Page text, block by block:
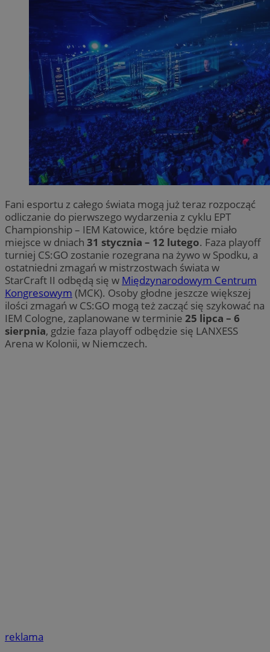
Fani esportu z całego świata mogą już teraz rozpocząć
odliczanie do pierwszego wydarzenia z cyklu EPT
Championship – IEM Katowice, które będzie miało
miejsce w dniach 31 stycznia – 12 lutego. Faza playoff
turniej CS:GO zostanie rozegrana na żywo w Spodku, a
ostatniedni zmagań w mistrzostwach świata w
StarCraft II odbędą się w Międzynarodowym Centrum
Kongresowym (MCK). Osoby głodne jeszcze większej
ilości zmagań w CS:GO mogą też zacząć się szykować na
IEM Cologne, zaplanowane w terminie 25 lipca – 6
sierpnia, gdzie faza playoff odbędzie się LANXESS
Arena w Kolonii, w Niemczech.
reklama